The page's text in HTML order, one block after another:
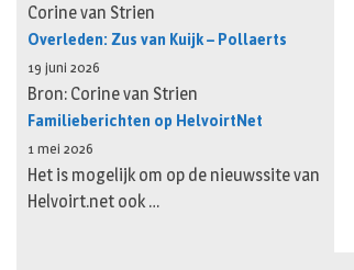
Corine van Strien
Overleden: Zus van Kuijk – Pollaerts
19 juni 2026
Bron: Corine van Strien
Familieberichten op HelvoirtNet
1 mei 2026
Het is mogelijk om op de nieuwssite van
Helvoirt.net ook …